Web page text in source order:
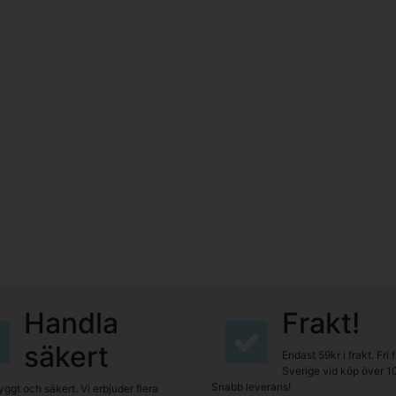
Handla
säkert
och säkert. Vi erbjuder flera
Frakt!
Endast 59kr i frakt. Fri
Sverige vid köp över
Snabb leverans!